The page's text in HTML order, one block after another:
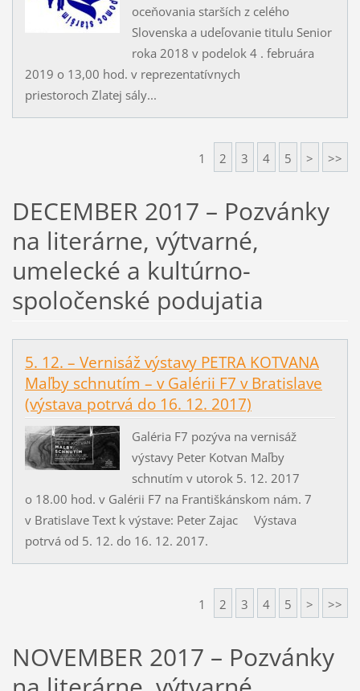
oceňovania starších z celého
Slovenska a udeľovanie titulu Senior
roka 2018 v podelok 4 . februára
2019 o 13,00 hod. v reprezentatívnych
priestoroch Zlatej sály...
1 2 3 4 5 > >>
DECEMBER 2017 – Pozvánky
na literárne, výtvarné,
umelecké a kultúrno-
spoločenské podujatia
5. 12. – Vernisáž výstavy PETRA KOTVANA
Maľby schnutím – v Galérii F7 v Bratislave
(výstava potrvá do 16. 12. 2017)
Galéria F7 pozýva na vernisáž
výstavy Peter Kotvan Maľby
schnutím v utorok 5. 12. 2017
o 18.00 hod. v Galérii F7 na Františkánskom nám. 7
v Bratislave Text k výstave: Peter Zajac Výstava
potrvá od 5. 12. do 16. 12. 2017.
1 2 3 4 5 > >>
NOVEMBER 2017 – Pozvánky